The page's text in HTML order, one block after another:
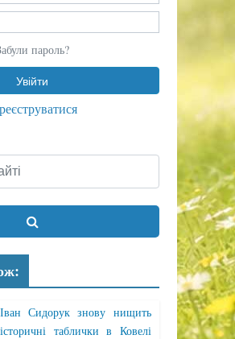
пароль?
Іван Сидорук знову нищить
історичні таблички в Ковелі